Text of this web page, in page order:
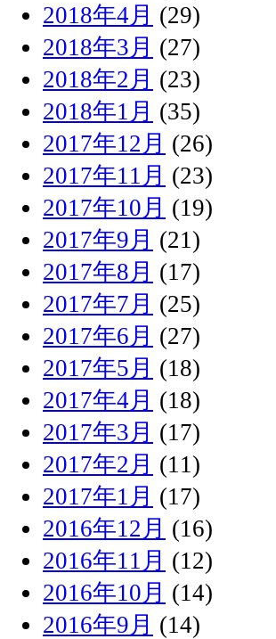
2018年4月 (29)
2018年3月 (27)
2018年2月 (23)
2018年1月 (35)
2017年12月 (26)
2017年11月 (23)
2017年10月 (19)
2017年9月 (21)
2017年8月 (17)
2017年7月 (25)
2017年6月 (27)
2017年5月 (18)
2017年4月 (18)
2017年3月 (17)
2017年2月 (11)
2017年1月 (17)
2016年12月 (16)
2016年11月 (12)
2016年10月 (14)
2016年9月 (14)